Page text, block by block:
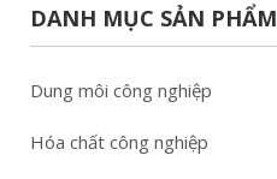
DANH MỤC SẢN PHẨM
Dung môi công nghiệp
Hóa chất công nghiệp